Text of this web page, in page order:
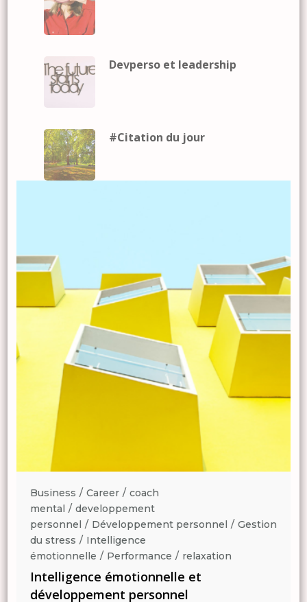
Devperso et leadership
#Citation du jour
Business Career
coach
mental
developpement
personnel
Développement personnel
Gestion
du stress
Intelligence
émotionnelle
Performance relaxation
Intelligence émotionnelle et
développement personnel